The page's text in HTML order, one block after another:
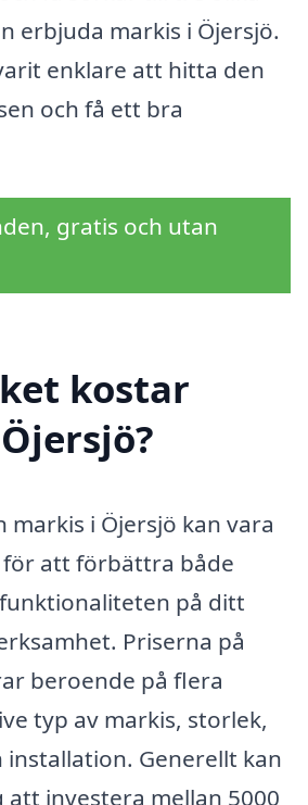
erbjuda markis i Öjersjö.
enklare att hitta den
och få ett bra
gratis och utan
kostar
markis i Öjersjö kan vara
att förbättra både
på ditt
Priserna på
beroende på flera
typ av markis, storlek,
installation. Generellt kan
investera mellan 5000